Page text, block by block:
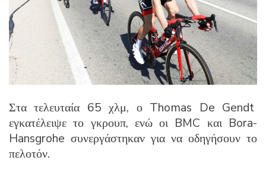
Στα τελευταία 65 χλμ, ο Thomas De Gendt
εγκατέλειψε το γκρουπ, ενώ οι BMC και Bora-
Hansgrohe συνεργάστηκαν για να οδηγήσουν το
πελοτόν.